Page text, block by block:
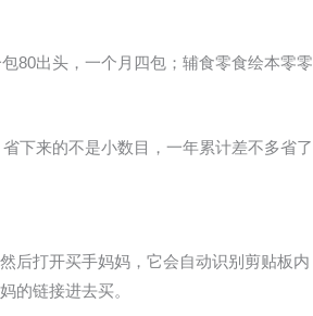
80出头，一个月四包；辅食零食绘本零零
下来的不是小数目，一年累计差不多省了
后打开买手妈妈，它会自动识别剪贴板内
的链接进去买。